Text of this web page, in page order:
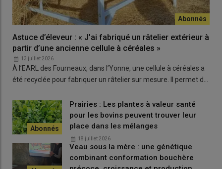
agricolen’est pas seulement un support de culture: c’est un
milieu vivant, structuré par des racines, des galeries de vers de
Cette architecture conditionne la circulation de l’
desnutriments
l’infiltration est plus rapide, l’érosionlimitée et lescultures
peuvent s’enraciner plus profondément.
« L’Agriculture de Conservation des
Sols c’est avant tout observer son
sol »
Astuce d’éleveur : « J’ai fabriqué un râtelier extérieur à
partir d’une ancienne cellule à céréales »
13 juillet 2026
À l’EARL des Fourneaux, dans l’Yonne, une cellule à céréales a
été recyclée pour fabriquer un râtelier sur mesure. Il permet d…
Prairies : Les plantes à valeur santé
pour les bovins peuvent trouver leur
place dans les mélanges
18 juillet 2026
Veau sous la mère : une génétique
combinant conformation bouchère